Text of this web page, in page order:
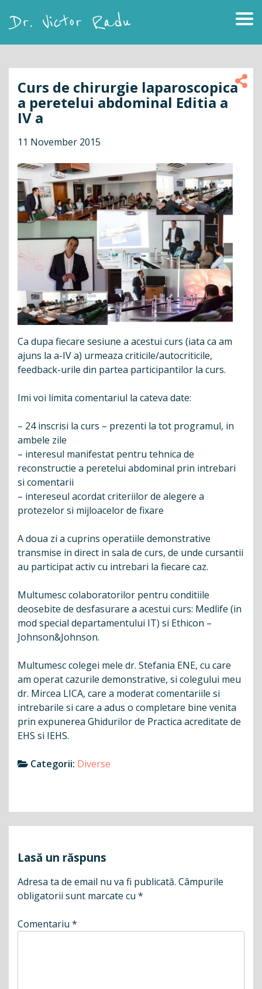
Curs de chirurgie laparoscopica
a peretelui abdominal Editia a
IV a
11 November 2015
Ca dupa fiecare sesiune a acestui curs (iata ca am
ajuns la a-IV a) urmeaza criticile/autocriticile,
feedback-urile din partea participantilor la curs.
Imi voi limita comentariul la cateva date:
– 24 inscrisi la curs – prezenti la tot programul, in
ambele zile
– interesul manifestat pentru tehnica de
reconstructie a peretelui abdominal prin intrebari
si comentarii
– intereseul acordat criteriilor de alegere a
protezelor si mijloacelor de fixare
A doua zi a cuprins operatiile demonstrative
transmise in direct in sala de curs, de unde cursantii
au participat activ cu intrebari la fiecare caz.
Multumesc colaboratorilor pentru conditiile
deosebite de desfasurare a acestui curs: Medlife (in
mod special departamentului IT) si Ethicon –
Johnson&Johnson.
Multumesc colegei mele dr. Stefania ENE, cu care
am operat cazurile demonstrative, si colegului meu
dr. Mircea LICA, care a moderat comentariile si
intrebarile si care a adus o completare bine venita
prin expunerea Ghidurilor de Practica acreditate de
EHS si IEHS.
Categorii: Diverse
Lasă un răspuns
Adresa ta de email nu va fi publicată. Câmpurile
obligatorii sunt marcate cu *
Comentariu *